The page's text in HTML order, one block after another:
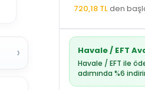
›
720,18 TLden
Havale / EFT
Havale / EFT ile
adımında %6